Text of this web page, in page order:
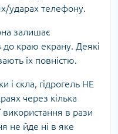
ударах телефону.
залишає
до краю екрану. Деякі
їх повністю.
і скла, гідрогель НЕ
через кілька
використання в рази
не йде ні в яке